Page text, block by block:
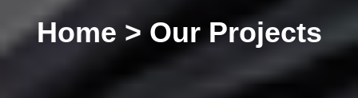
Home > Our Projects